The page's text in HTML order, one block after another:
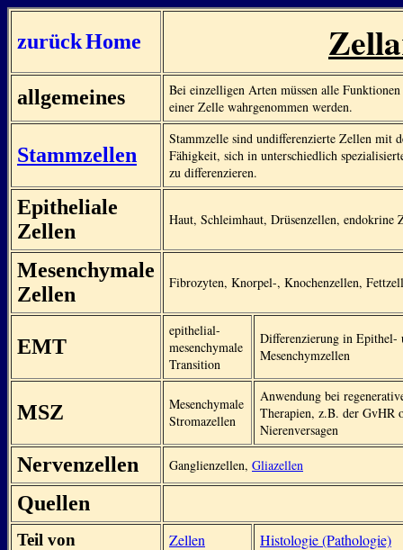
zurückHome
allgemeines
Bei einzelligen Arten müssen alle
einer Zelle wahrgenommen werden.
Stammzellen
Stammzelle sind undifferenzierte Zellen mit
Fähigkeit, sich in unterschiedlich
zu differenzieren.
Epitheliale
Zellen
Haut, Schleimhaut, Drüsenzellen, endokrine
Mesenchymale
Zellen
Fibrozyten, Knorpel-, Knochenzellen,
EMT
epithelial-
mesenchymale
Transition
Differenzierung in Epithel-
Mesenchymzellen
MSZ
Mesenchymale
Stromazellen
Anwendung bei
Therapien, z.B. der GvHR
Nierenversagen
Nervenzellen Ganglienzellen, Gliazellen
Quellen
Teil von Zellen Histologie (Pathologie)